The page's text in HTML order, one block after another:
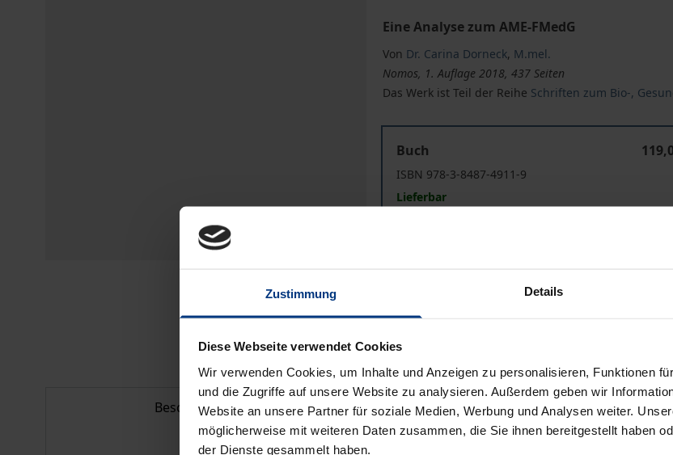
Zustimmung Details
Diese Webseite verwendet Cookies
Wir verwenden Cookies, um Inhalte und Anzeigen zu personalisieren, Funktionen
und die Zugriffe auf unsere Website zu analysieren. Außerdem geben wir
Website an unsere Partner für soziale Medien, Werbung und Analysen weiter.
möglicherweise mit weiteren Daten zusammen, die Sie ihnen bereitgestellt haben
der Dienste gesammelt haben.
Eine Analyse zum AME-FMedG
Von Dr. Carina Dorneck, M.mel.
Nomos, 1. Auflage 2018, 437 Seiten
Das Werk ist Teil der Reihe Schriften zum Bio-,
Buch
ISBN 978-3-8487-4911-9
Lieferbar
Preisangaben inkl. MwSt. Abhängig von der
In den Warenkorb Zur Wunschliste
Beschreibung Bibliografische Angaben